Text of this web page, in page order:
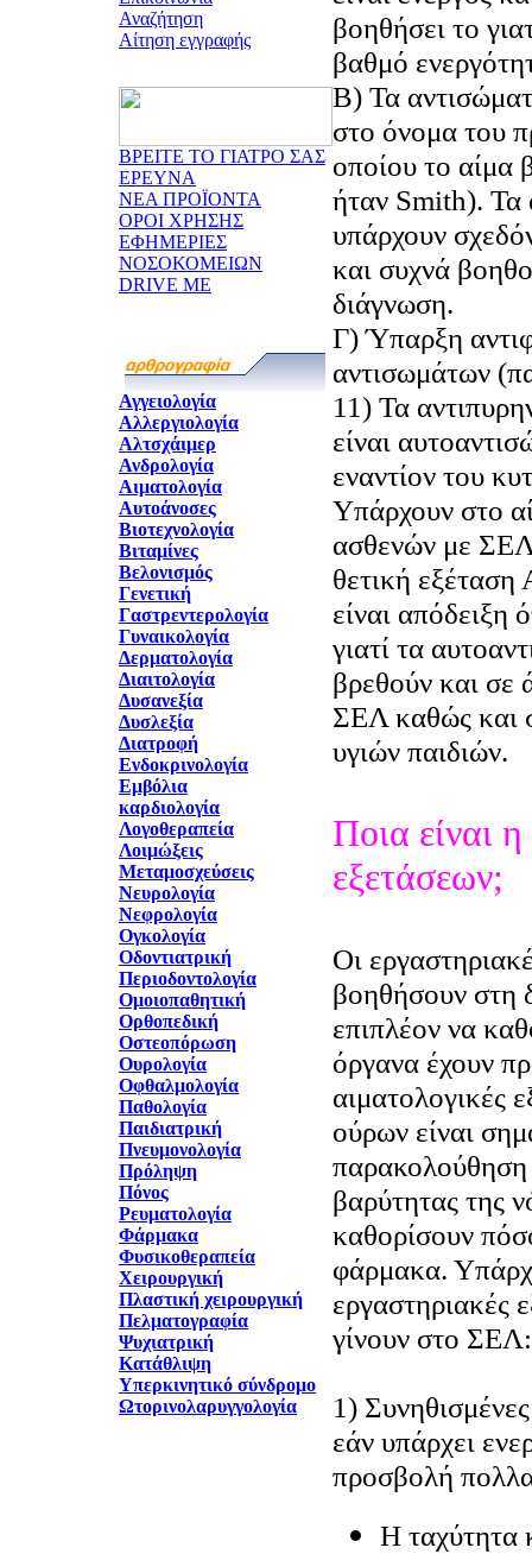
Αναζήτηση
Αίτηση εγγραφής
ΒΡΕΙΤΕ ΤΟ ΓΙΑΤΡΟ ΣΑΣ
ΕΡΕΥΝΑ
ΝΕΑ ΠΡΟΪΟΝΤΑ
ΟΡΟΙ ΧΡΗΣΗΣ
ΕΦΗΜΕΡΙΕΣ
ΝΟΣΟΚΟΜΕΙΩΝ
DRIVE ME
Αγγειολογία
Αλλεργιολογία
Αλτσχάιμερ
Ανδρολογία
Αιματολογία
Αυτοάνοσες
Βιοτεχνολογία
Βιταμίνες
Βελονισμός
Γενετική
Γαστρεντερολογία
Γυναικολογία
Δερματολογία
Διαιτολογία
Δυσανεξία
Δυσλεξία
Διατροφή
Ενδοκρινολογία
Εμβόλια
καρδιολογία
Λογοθεραπεία
Λοιμώξεις
Μεταμοσχεύσεις
Νευρολογία
Νεφρολογία
Ογκολογία
Οδοντιατρική
Περιοδοντολογία
Ομοιοπαθητική
Ορθοπεδική
Οστεοπόρωση
Ουρολογία
Οφθαλμολογία
Παθολογία
Παιδιατρική
Πνευμονολογία
Πρόληψη
Πόνος
Ρευματολογία
Φάρμακα
Φυσικοθεραπεία
Χειρουργική
Πλαστική χειρουργική
Πελματογραφία
Ψυχιατρική
Κατάθλιψη
Υπερκινητικό σύνδρομο
Ωτορινολαρυγγολογία
βοηθήσει το
βαθμό
Β) Τα
στο όνομα του
οποίου το αίμα
ήταν Smith). Τα
υπάρχουν
και συχνά
διάγνωση.
Γ) Ύπαρξη
αντισωμάτων
11) Τα
είναι
εναντίον του
Υπάρχουν στο
ασθενών με
θετική
είναι απόδειξη
γιατί τα
βρεθούν και σε
ΣΕΛ καθώς και
υγιών παιδιών.
Ποια είναι
εξετάσεων;
Οι
βοηθήσουν στη
επιπλέον να
όργανα έχουν
αιματολογικές
ούρων είναι
παρακολούθηση
βαρύτητας της
καθορίσουν
φάρμακα.
εργαστηριακές
γίνουν στο ΣΕΛ:
1)
εάν υπάρχει
προσβολή
Η ταχύτητα